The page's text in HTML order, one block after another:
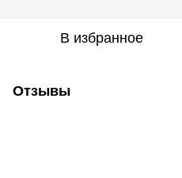
В избранное
Отзывы